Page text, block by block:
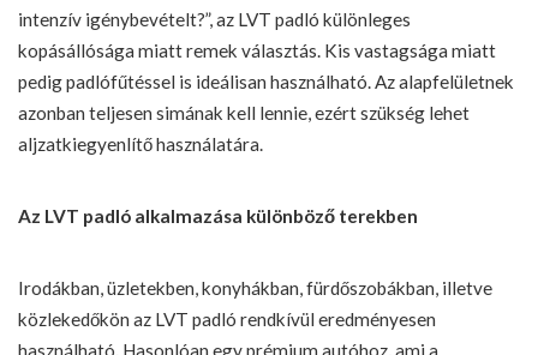
intenzív igénybevételt?”, az LVT padló különleges
kopásállósága miatt remek választás. Kis vastagsága miatt
pedig padlófűtéssel is ideálisan használható. Az alapfelületnek
azonban teljesen simának kell lennie, ezért szükség lehet
aljzatkiegyenlítő használatára.
Az LVT padló alkalmazása különböző terekben
Irodákban, üzletekben, konyhákban, fürdőszobákban, illetve
közlekedőkön az LVT padló rendkívül eredményesen
használható. Hasonlóan egy prémium autóhoz, ami a